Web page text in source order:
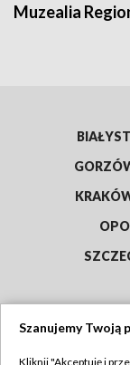
Muzealia
Szanujemy Twoją
Kliknij "Akceptuję i